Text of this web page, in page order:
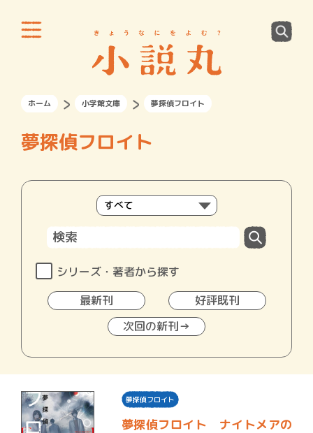
ホーム 小学館文庫 夢探偵フロイト
夢探偵フロイト
シリーズ・著者から探す
最新刊
好評既刊
次回の新刊→
夢探偵フロイト
夢探偵フロイト ナイトメアの